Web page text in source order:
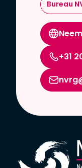
Bureau
+31